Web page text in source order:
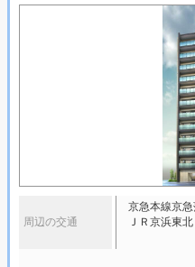
周辺の交通
京急本線京
ＪＲ京浜東